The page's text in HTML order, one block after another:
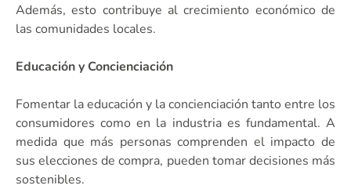
Además, esto contribuye al crecimiento económico de
las comunidades locales.
Educación y Concienciación
Fomentar la educación y la concienciación tanto entre los
consumidores como en la industria es fundamental. A
medida que más personas comprenden el impacto de
sus elecciones de compra, pueden tomar decisiones más
sostenibles.